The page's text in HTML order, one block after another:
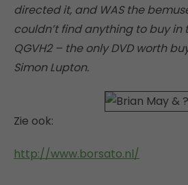
directed it, and WAS the
couldn’t find anything to buy in
QGVH2 – the only DVD worth
Simon Lupton.
Zie ook:
http://www.borsato.nl/